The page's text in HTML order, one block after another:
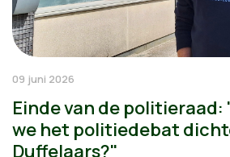
09 juni 2026
Einde van de
we het politiedebat
Duffelaars?"